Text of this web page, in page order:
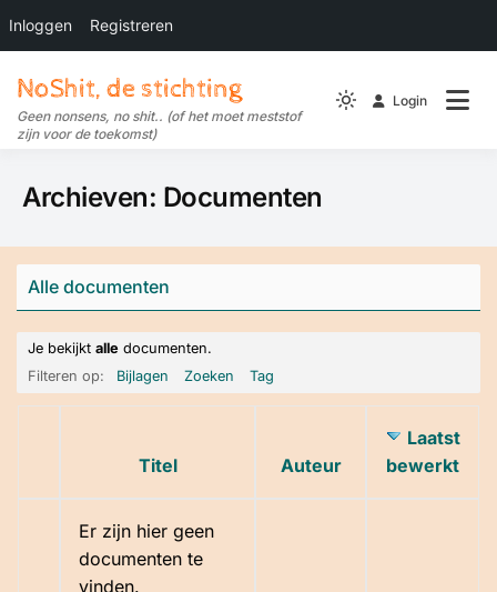
naar
de
inhoud
NoShit, de stichting
Geen nonsens, no shit.. (of het moet meststof
zijn voor de toekomst)
Light
to
Login
Archieven: Documenten
Alle documenten
Je bekijkt alle documenten.
Filteren op:
Bijlagen Zoeken Tag
bijlage
Titel Auteur
Laatst
bewerkt
Er zijn hier geen
documenten te
vinden.
Inloggen Registreren